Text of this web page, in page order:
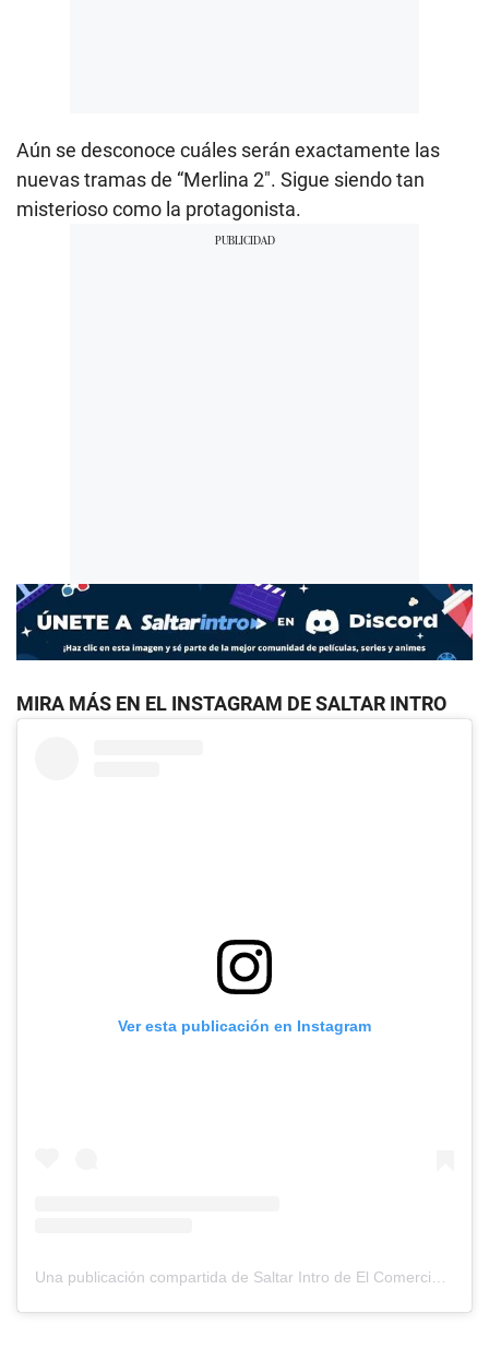
Aún se desconoce cuáles serán exactamente las
nuevas tramas de “Merlina 2″. Sigue siendo tan
misterioso como la protagonista.
MIRA MÁS EN EL INSTAGRAM DE SALTAR INTRO
Ver esta publicación en Instagram
Una publicación compartida de Saltar Intro de El Comercio (@saltarintrope)